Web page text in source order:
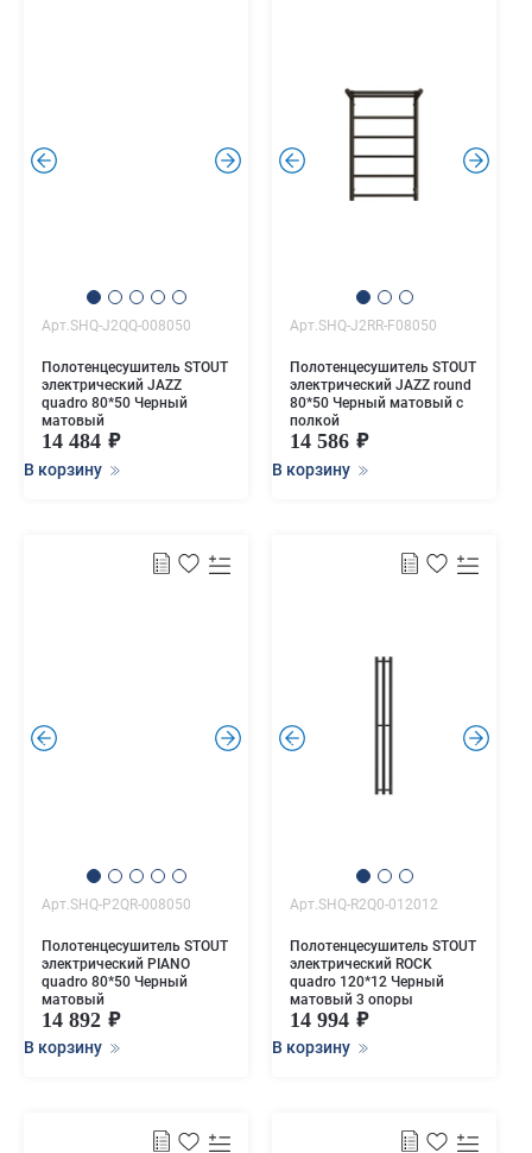
. .
Арт.SHQ-J2QQ-008050
Полотенцесушитель STOUT
электрический JAZZ
quadro 80*50 Черный
матовый
14 484
В корзину
. .
Арт.SHQ-J2RR-F08050
Полотенцесушитель STOUT
электрический JAZZ round
80*50 Черный матовый с
полкой
14 586
В корзину
. .
Арт.SHQ-P2QR-008050
Полотенцесушитель STOUT
электрический PIANO
quadro 80*50 Черный
матовый
14 892
В корзину
. .
Арт.SHQ-R2Q0-012012
Полотенцесушитель STOUT
электрический ROCK
quadro 120*12 Черный
матовый 3 опоры
14 994
В корзину